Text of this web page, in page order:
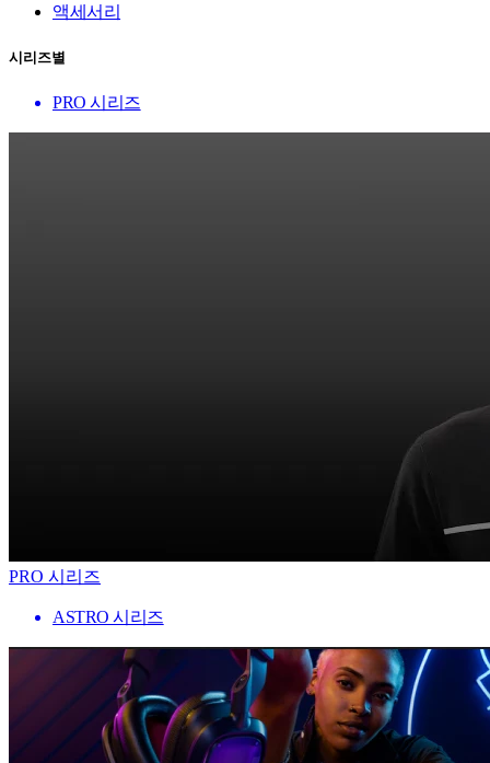
액세서리
시리즈별
PRO 시리즈
PRO 시리즈
ASTRO 시리즈